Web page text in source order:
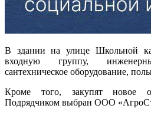
В здании на улице Школьной
входную группу,
сантехническое оборудование,
Кроме того, закупят новое
Подрядчиком выбран ООО